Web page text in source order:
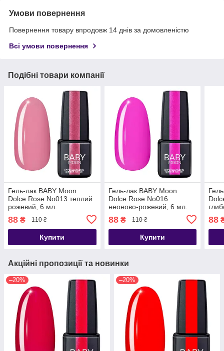
Умови повернення
Повернення товару впродовж 14 днів за домовленістю
Всі умови повернення
Подібні товари компанії
Гель-лак BABY Moon
Dolce Rose No013 теплий
рожевий, 6 мл.
88 ₴ 110 ₴
Купити
Гель-лак BABY Moon
Dolce Rose No016
неоново-рожевий, 6 мл.
88₴ 110 ₴
Купити
88
Акційні пропозиції та новинки
–20% –20%